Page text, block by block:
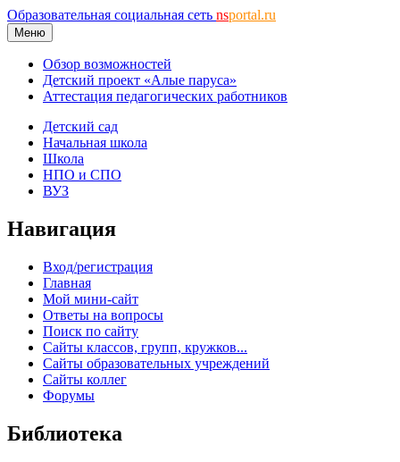
Образовательная социальная сеть nsportal.ru
Меню
Обзор возможностей
Детский проект «Алые паруса»
Аттестация педагогических работников
Детский сад
Начальная школа
Школа
НПО и СПО
ВУЗ
Навигация
Вход/регистрация
Главная
Мой мини-сайт
Ответы на вопросы
Поиск по сайту
Сайты классов, групп, кружков...
Сайты образовательных учреждений
Сайты коллег
Форумы
Библиотека